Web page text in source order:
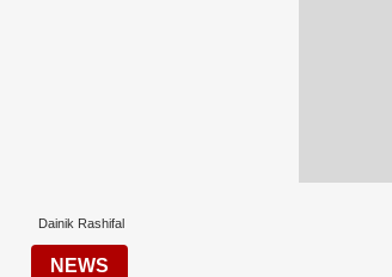
Dainik Rashifal
NEWS